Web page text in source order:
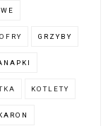
GRZYBY
KOTLETY